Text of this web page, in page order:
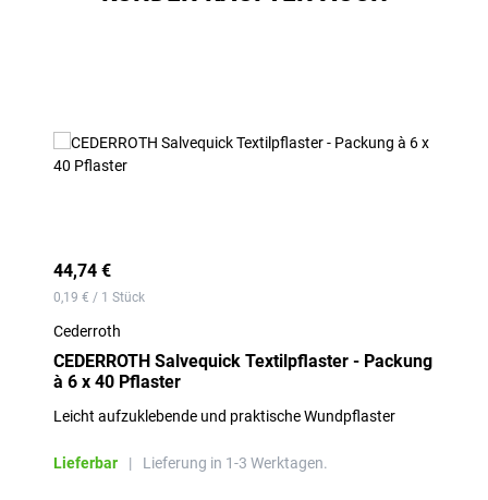
44,74 €
0,19 € / 1 Stück
Cederroth
CEDERROTH Salvequick Textilpflaster - Packung
à 6 x 40 Pflaster
Leicht aufzuklebende und praktische Wundpflaster
Lieferbar | Lieferung in 1-3 Werktagen.